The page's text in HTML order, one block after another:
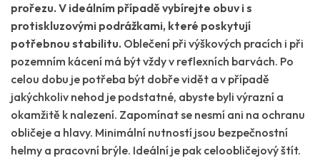
prořezu. V ideálním případě vybírejte obuv i s
protiskluzovými podrážkami, které poskytují
potřebnou stabilitu. Oblečení při výškových pracích i při
pozemním kácení má být vždy v reflexních barvách. Po
celou dobu je potřeba být dobře vidět a v případě
jakýchkoliv nehod je podstatné, abyste byli výrazní a
okamžitě k nalezení. Zapomínat se nesmí ani na ochranu
obličeje a hlavy. Minimální nutností jsou bezpečnostní
helmy a pracovní brýle. Ideální je pak celoobličejový štít.